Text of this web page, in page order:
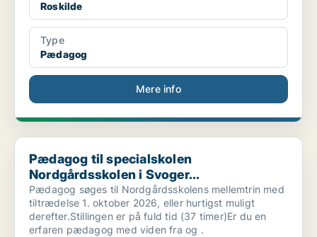
Roskilde
Type
Pædagog
Mere info
Pædagog til specialskolen Nordgårdsskolen i Svoger...
Pædagog til specialskolen
Nordgårdsskolen i Svoger...
Pædagog søges til Nordgårdsskolens mellemtrin med
tiltrædelse 1. oktober 2026, eller hurtigst muligt
derefter.Stillingen er på fuld tid (37 timer)Er du en
erfaren pædagog med viden fra og .